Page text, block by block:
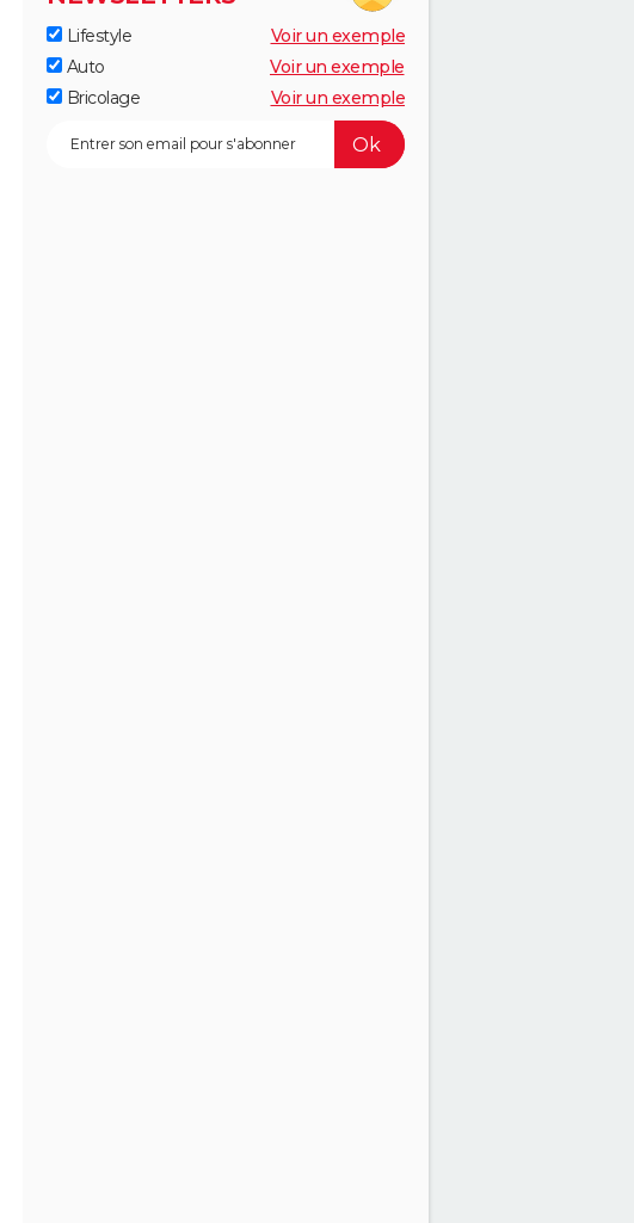
Lifestyle
Voir un exemple
Auto
Voir un exemple
Bricolage
Voir un exemple